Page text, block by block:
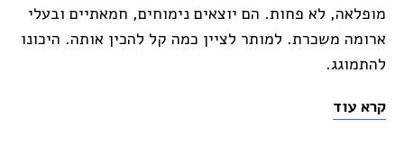
מופלאה, לא פחות. הם יוצאים נימוחים, חמאתיים ובעלי
ארומה משכרת. למותר לציין כמה קל להכין אותה. היכונו
להתמוגג.
קרא עוד